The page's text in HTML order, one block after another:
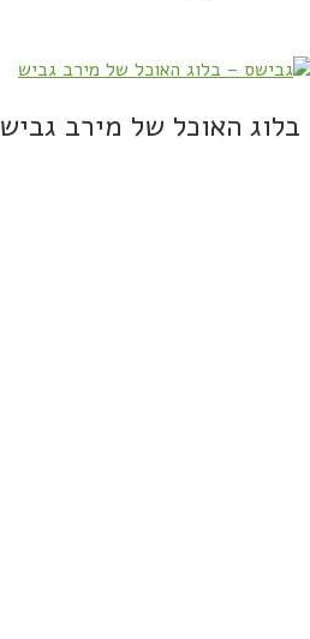
בלוג האוכל של מירב גביש